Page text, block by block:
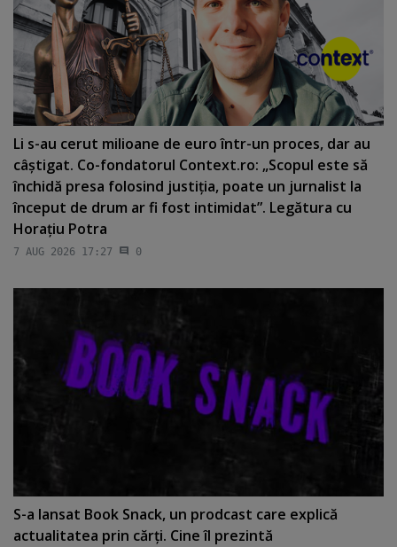
Li s-au cerut milioane de euro într-un proces, dar au
câştigat. Co-fondatorul Context.ro: „Scopul este să
închidă presa folosind justiţia, poate un jurnalist la
început de drum ar fi fost intimidat”. Legătura cu
Horaţiu Potra
7 AUG 2026 17:27 0
S-a lansat Book Snack, un prodcast care explică
actualitatea prin cărţi. Cine îl prezintă